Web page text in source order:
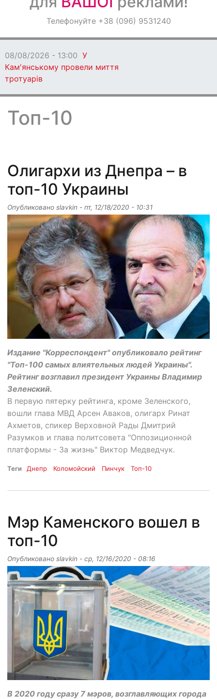
ОголошенняТелефонуйте +38 (096) 9531240
08/08/2026 - 13:00 У
Кам'янському провели миття
тротуарів
Топ-10
Олигархи из Днепра – в
топ-10 Украины
Опубликовано slavkin - пт, 12/18/2020 - 10:31
Издание "Корреспондент" опубликовало рейтинг
"Топ-100 самых влиятельных людей Украины".
Рейтинг возглавил президент Украины Владимир
Зеленский.
В первую пятерку рейтинга, кроме Зеленского,
вошли глава МВД Арсен Аваков, олигарх Ринат
Ахметов, спикер Верховной Рады Дмитрий
Разумков и глава политсовета "Оппозиционной
платформы - За жизнь" Виктор Медведчук.
Теги Днепр Коломойский Пинчук Топ-10
Мэр Каменского вошел в
топ-10
Опубликовано slavkin - ср, 12/16/2020 - 08:16
В 2020 году сразу 7 мэров, возглавляющих города